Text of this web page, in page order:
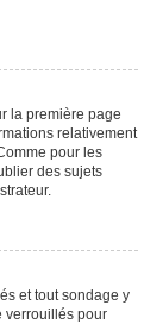
la première page
relativement
pour les
des sujets
et tout sondage y
verrouillés pour